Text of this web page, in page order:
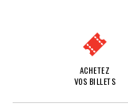
ACHETEZ
VOS BILLETS